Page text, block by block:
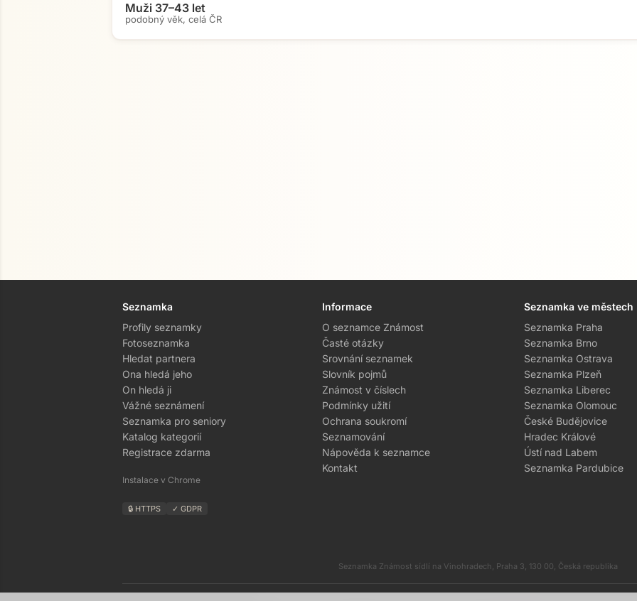
Muži 37–43 let
podobný věk, celá ČR
Seznamka
Profily seznamky
Fotoseznamka
Hledat partnera
Ona hledá jeho
On hledá ji
Vážné seznámení
Seznamka pro seniory
Katalog kategorií
Registrace zdarma
Instalace v Chrome
🔒 HTTPS ✓ GDPR
Informace
O seznamce Známost
Časté otázky
Srovnání seznamek
Slovník pojmů
Známost v číslech
Podmínky užití
Ochrana soukromí
Seznamování
Nápověda k seznamce
Kontakt
Seznamka ve městech
Seznamka Praha
Seznamka Brno
Seznamka Ostrava
Seznamka Plzeň
Seznamka Liberec
Seznamka Olomouc
České Budějovice
Hradec Králové
Ústí nad Labem
Seznamka Pardubice
Seznamka Známost sídlí na Vinohradech, Praha 3, 130 00, Česká republika